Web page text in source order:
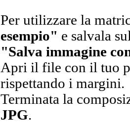
Per utilizzare la
esempio" e salvala
"Salva immagine
Apri il file con il tuo
rispettando i margini.
Terminata la
JPG.